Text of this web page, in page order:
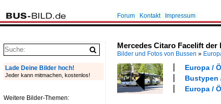
Forum Kontakt Impressum
Mercedes Citaro Facelift
Bilder und Fotos von Bussen »
Europa /
Bustypen
Europa /
Lade Deine Bilder hoch!
Jeder kann mitmachen, kostenlos!
Weitere Bilder-Themen: